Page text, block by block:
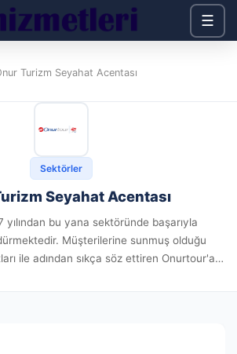
☰
Turizm Seyahat Acentası
Sektörler
Seyahat Acentası
yılından bu yana sektöründe başarıyla
Müşterilerine sunmuş olduğu
ile adından sıkça söz ettiren Onurtour'a